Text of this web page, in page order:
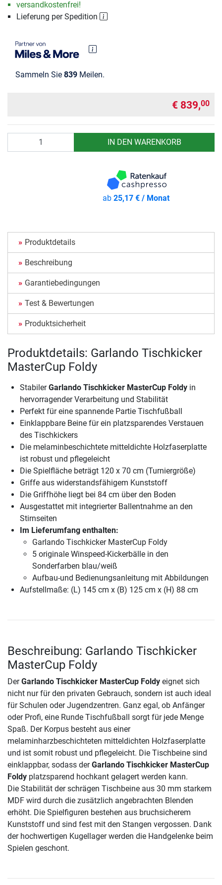
versandkostenfrei!
Lieferung per Spedition
Sammeln Sie 839 Meilen.
€ 839,00
IN DEN WARENKORB
ab 25,17 € / Monat
Produktdetails
Beschreibung
Garantiebedingungen
Test & Bewertungen
Produktsicherheit
Produktdetails: Garlando Tischkicker
MasterCup Foldy
StabilerGarlando Tischkicker MasterCup Foldy in
hervorragender Verarbeitung und Stabilität
Perfekt für eine spannende Partie Tischfußball
Einklappbare Beine für ein platzsparendes Verstauen
des Tischkickers
Die melaminbeschichtete mitteldichte Holzfaserplatte
ist robust und pflegeleicht
Die Spielfläche beträgt 120 x 70 cm (Turniergröße)
Griffe aus widerstandsfähigem Kunststoff
Die Griffhöhe liegt bei 84 cm über den Boden
Ausgestattet mit integrierter Ballentnahme an den
Stirnseiten
Im Lieferumfang enthalten:
Garlando Tischkicker MasterCup Foldy
5 originale Winspeed-Kickerbälle in den
Sonderfarben blau/weiß
Aufbau-und Bedienungsanleitung mit Abbildungen
Aufstellmaße: (L) 145 cm x (B) 125 cm x (H) 88 cm
Beschreibung: Garlando Tischkicker
MasterCup Foldy
DerGarlando Tischkicker MasterCup Foldy eignet sich
nicht nur für den privaten Gebrauch, sondern ist auch ideal
für Schulen oder Jugendzentren. Ganz egal, ob Anfänger
oder Profi, eine Runde Tischfußball sorgt für jede Menge
Spaß. Der Korpus besteht aus einer
melaminharzbeschichteten mitteldichten Holzfaserplatte
und ist somit robust und pflegeleicht. Die Tischbeine sind
einklappbar, sodass derGarlando Tischkicker MasterCup
Foldy platzsparend hochkant gelagert werden kann.
Die Stabilität der schrägen Tischbeine aus 30 mm starkem
MDF wird durch die zusätzlich angebrachten Blenden
erhöht. Die Spielfiguren bestehen aus bruchsicherem
Kunststoff und sind fest mit den Stangen vergossen. Dank
der hochwertigen Kugellager werden die Handgelenke beim
Spielen geschont.